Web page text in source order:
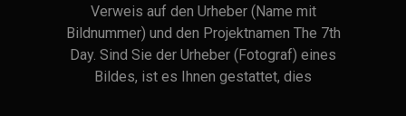
Verweis auf den Urheber (Name mit
Bildnummer) und den Projektnamen The 7th
Day. Sind Sie der Urheber (Fotograf) eines
Bildes, ist es Ihnen gestattet, dies